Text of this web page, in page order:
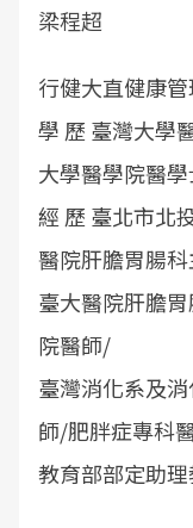
梁程超
行健大直健康
學 歷 臺灣大學
大學醫學院醫學
經 歷 臺北市北
醫院肝膽胃腸
臺大醫院肝膽
院醫師/
臺灣消化系及
師/肥胖症專科
教育部部定助